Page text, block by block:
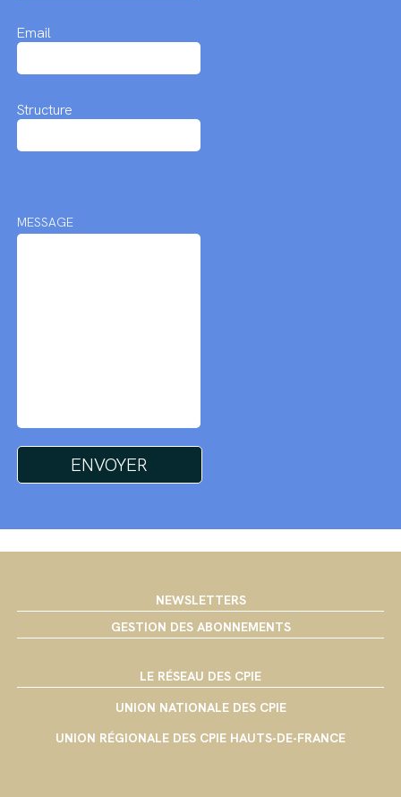
Email
Structure
MESSAGE
NEWSLETTERS
GESTION DES ABONNEMENTS
LE RÉSEAU DES CPIE
UNION NATIONALE DES CPIE
UNION RÉGIONALE DES CPIE HAUTS-DE-FRANCE